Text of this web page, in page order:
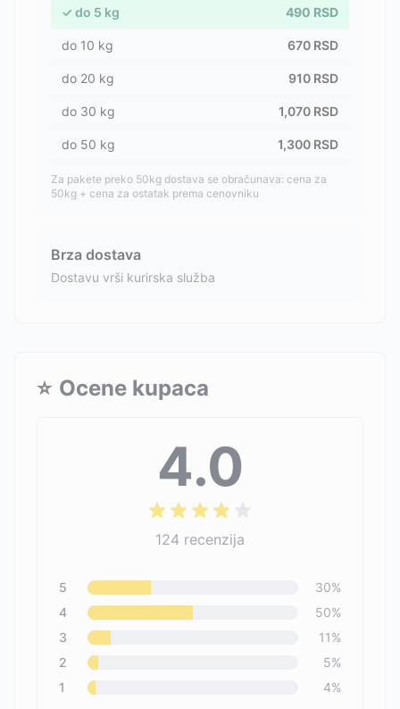
✓ do 5 kg 490 RSD
do 10 kg 670 RSD
do 20 kg 910 RSD
do 30 kg 1,070 RSD
do 50 kg 1,300 RSD
Za pakete preko 50kg dostava se obračunava: cena za
50kg + cena za ostatak prema cenovniku
Brza dostava
Dostavu vrši kurirska služba
⭐ Ocene kupaca
4.0
124 recenzija
5 30%
4
50%
3
11%
2
5%
1
4%